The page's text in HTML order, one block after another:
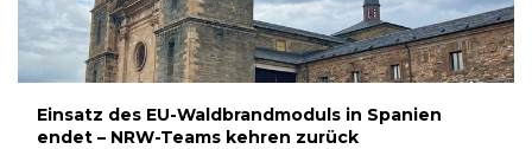
Einsatz des EU-Waldbrandmoduls in Spanien
endet – NRW-Teams kehren zurück